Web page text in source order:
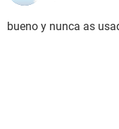
bueno y nunca as